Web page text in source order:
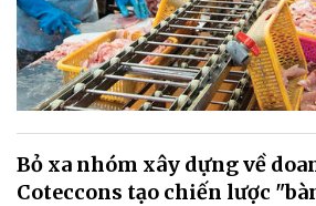
Bỏ xa nhóm xây dựng về
Coteccons tạo chiến lược